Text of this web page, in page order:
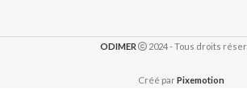
ODIMER 2024 - Tous droits
Créé parPixemotion